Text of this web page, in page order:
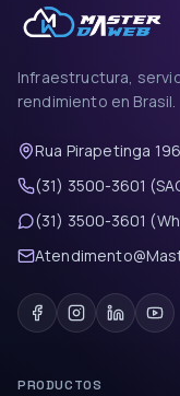
Infraestructura,
rendimiento en Brasil.
Rua Pirapetinga
(31) 3500-3601
(31) 3500-3601
PRODUCTOS